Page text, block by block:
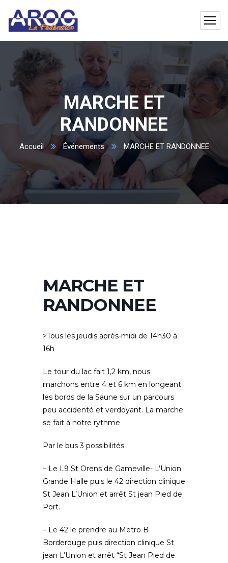
MARCHE ET
RANDONNEE
Accueil Événements MARCHE ET RANDONNEE
MARCHE ET
RANDONNEE
>Tous les jeudis après-midi de 14h30 à
16h
Le tour du lac fait 1,2 km, nous
marchons entre 4 et 6 km en longeant
les bords de la Saune sur un parcours
peu accidenté et verdoyant. La marche
se fait à notre rythme
Par le bus 3 possibilités :
– Le L9 St Orens de Gameville- L’Union
Grande Halle puis le 42 direction clinique
St Jean L’Union et arrêt St jean Pied de
Port.
– Le 42 le prendre au Metro B
Borderouge puis direction clinique St
jean L’Union et arrêt “St Jean Pied de